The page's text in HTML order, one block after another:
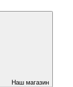
Наш магазин